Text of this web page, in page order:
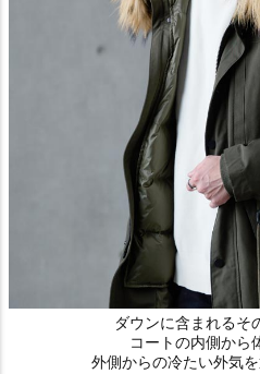
ダウンに含まれるそ
コートの内側から
外側からの冷たい外気を